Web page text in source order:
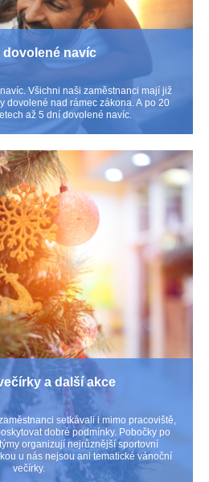
dovolené navíc
Všichni naši zaměstnanci mají již
dovolené nad rámec zákona. A po 20
až 5 dní dovolené navíc.
a další akce
setkávali i mimo pracoviště,
dobré podmínky. Pobočky po
organizují nejrůznější sportovní
u nás nejsou ani tematické vánoční
večírky.